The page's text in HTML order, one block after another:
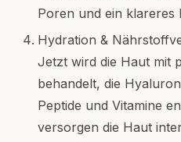
Poren und ein klareres
Hydration &
Jetzt wird die Haut mit
behandelt, die
Peptide und Vitamine
versorgen die Haut